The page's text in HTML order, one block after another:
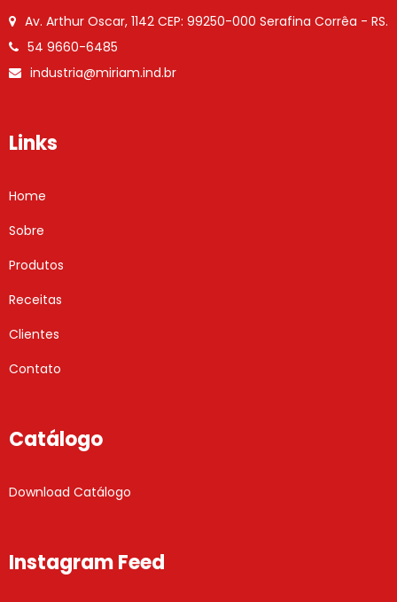
Av. Arthur Oscar, 1142 CEP: 99250-000 Serafina Corrêa - RS.
54 9660-6485
industria@miriam.ind.br
Links
Home
Sobre
Produtos
Receitas
Clientes
Contato
Catálogo
Download Catálogo
Instagram Feed